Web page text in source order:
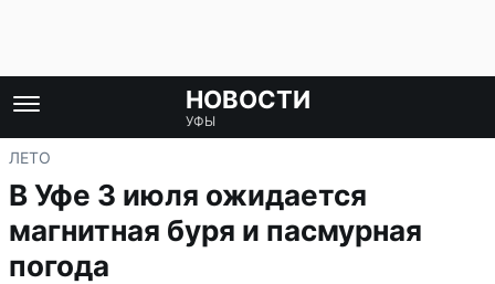
НОВОСТИ
УФЫ
ЛЕТО
В Уфе 3 июля ожидается
магнитная буря и пасмурная
погода